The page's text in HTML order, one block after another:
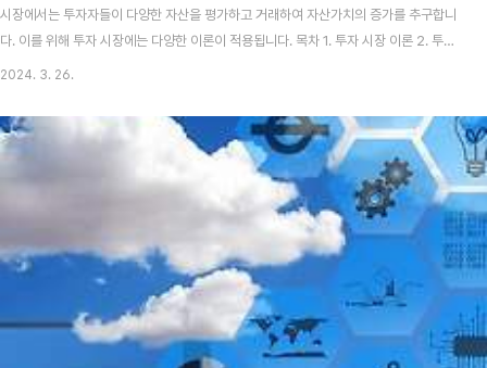
시장에서는 투자자들이 다양한 자산을 평가하고 거래하여 자산가치의 증가를 추구합니
다. 이를 위해 투자 시장에는 다양한 이론이 적용됩니다. 목차 1. 투자 시장 이론 2. 투자
시장의 실체 3. 투자 전략과 전문가의 역할 4. 투자 시장의 미래 투자 시장 이론 대표적
가정의 바탕을 완전한 정보를 반영하여 시장 가격 모든 정보를 반영한다는 이론입니다.
이론에 따르면 시장은 항상 효율적이며, 모든 공개 정보는 이미 가격에 반영되어 있으므
로 초과 이익을 얻는 것은 불가능하다고 주장합니다. 또한, 포트폴리오 이론과 효율적 투
2024. 3. 26.